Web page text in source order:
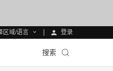
区域/语言 登录
搜索